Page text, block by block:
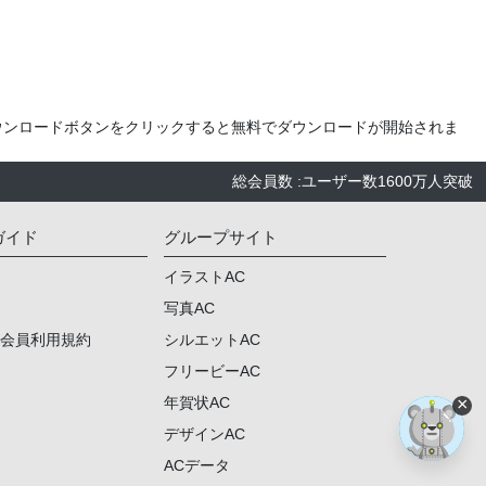
ロードボタンをクリックすると無料でダウンロードが開始されま
総会員数 :ユーザー数1600万人 突破
イド
員利用規約
グループサイト
イラストAC
写真AC
シルエットAC
フリービーAC
年賀状AC
デザインAC
ACデータ
×